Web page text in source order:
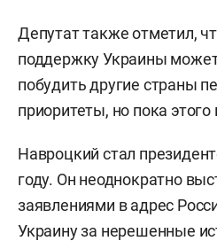
Депутат также отметил,
поддержку Украины
побудить другие страны
приоритеты, но пока этого
Навроцкий стал
году. Он неоднократно
заявлениями в адрес
Украину за нерешенные